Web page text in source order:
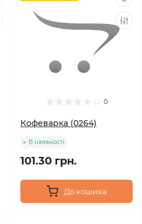
0
Кофеварка (0264)
В наявності
101.30 грн.
До кошика